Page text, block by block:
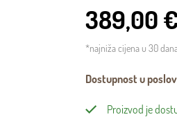
389,00 €
*najniža cijena u 30
Dostupnost u
Proizvod je